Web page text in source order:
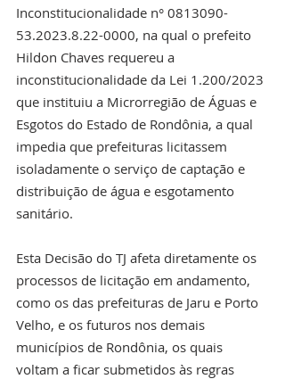
Inconstitucionalidade n° 0813090-
53.2023.8.22-0000, na qual o prefeito
Hildon Chaves requereu a
inconstitucionalidade da Lei 1.200/2023
que instituiu a Microrregião de Águas e
Esgotos do Estado de Rondônia, a qual
impedia que prefeituras licitassem
isoladamente o serviço de captação e
distribuição de água e esgotamento
sanitário.
Esta Decisão do TJ afeta diretamente os
processos de licitação em andamento,
como os das prefeituras de Jaru e Porto
Velho, e os futuros nos demais
municípios de Rondônia, os quais
voltam a ficar submetidos às regras